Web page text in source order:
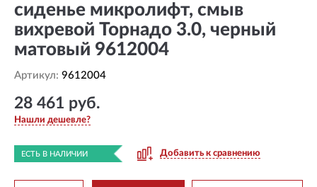
сиденье микролифт, смыв
вихревой Торнадо 3.0, черный
матовый 9612004
Артикул: 9612004
28 461 руб.
Нашли дешевле?
ЕСТЬ В НАЛИЧИИ Добавить к сравнению